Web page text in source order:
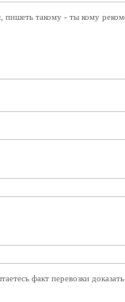
такому - ты кому
факт перевозки